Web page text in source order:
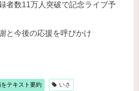
者数11万人突破で記念ライブ予
と今後の応援を呼びかけ
テキスト要約
いさ